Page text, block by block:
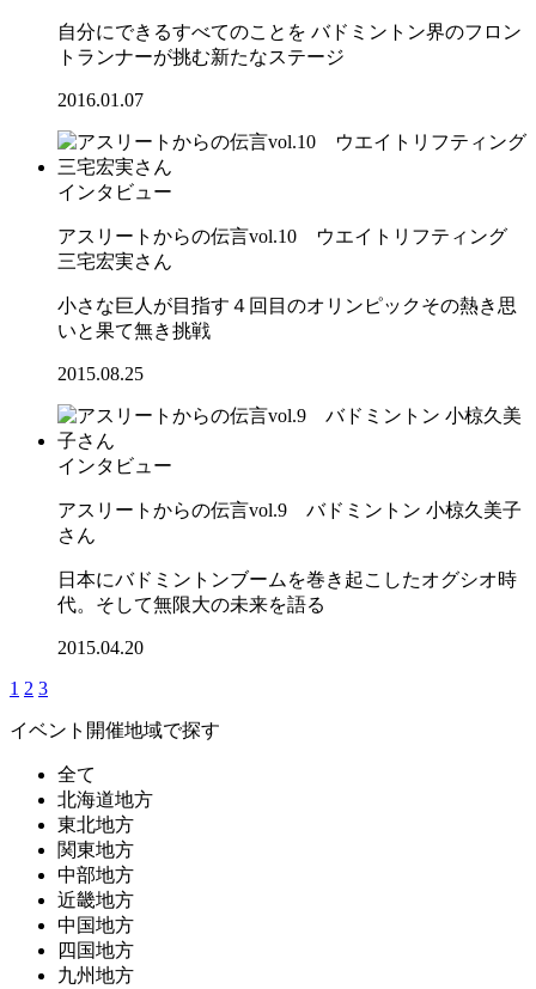
自分にできるすべてのことを バドミントン界のフロン
トランナーが挑む新たなステージ
2016.01.07
インタビュー
アスリートからの伝言vol.10 ウエイトリフティング
三宅宏実さん
小さな巨人が目指す４回目のオリンピックその熱き思
いと果て無き挑戦
2015.08.25
インタビュー
アスリートからの伝言vol.9 バドミントン 小椋久美子
さん
日本にバドミントンブームを巻き起こしたオグシオ時
代。そして無限大の未来を語る
2015.04.20
1 2 3
イベント開催地域で探す
全て
北海道地方
東北地方
関東地方
中部地方
近畿地方
中国地方
四国地方
九州地方